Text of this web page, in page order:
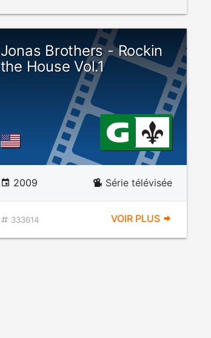
Jonas Brothers - Rockin
the House Vol.1
2009 Série télévisée
333614 VOIR PLUS